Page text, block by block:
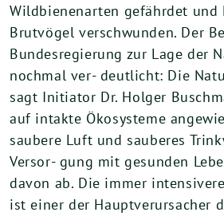
Wildbienenarten gefährdet und
Brutvögel verschwunden. Der
Bundesregierung zur Lage der
nochmal ver- deutlicht: Die
sagt Initiator Dr. Holger
auf intakte Ökosysteme
saubere Luft und sauberes
Versor- gung mit gesunden
davon ab. Die immer
ist einer der Hauptverursacher